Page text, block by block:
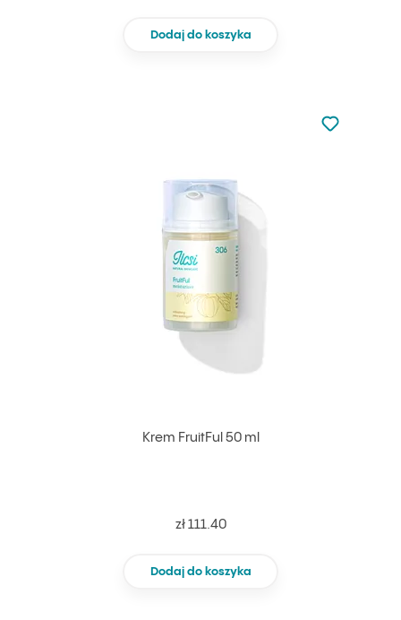
Dodaj do koszyka
Krem FruitFul 50 ml
zł 111.40
Dodaj do koszyka
Nie dodano
Dodaj do